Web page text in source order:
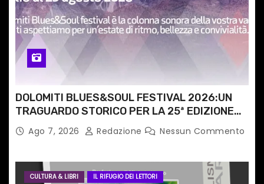
c
o
l
i
DOLOMITI BLUES&SOUL FESTIVAL 2026:UN
TRAGUARDO STORICO PER LA 25ª EDIZIONE
TRA LE CIME PATRIMONIO UNESCO
Ago 7, 2026 Redazione Nessun Commento
CULTURA & LIBRI IL RIFUGIO DEI LETTORI